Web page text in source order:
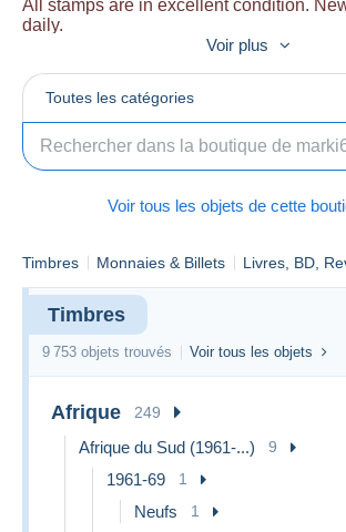
All stamps are in excellent condition.
daily.
New Year, holidays, fauna and other
There are quality scans and descriptions
Voir plus
Toutes les catégories
Voir tous les objets de cette
Timbres Monnaies & Billets Livres, BD,
Timbres
9 753 objets trouvés Voir tous les objets
Afrique 249
Afrique du Sud (1961-...) 9
1961-69 1
Neufs 1